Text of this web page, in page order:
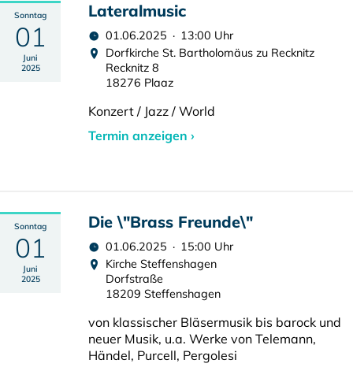
Sonntag
01
Juni
2025
Lateralmusic
01.06.2025 · 13:00 Uhr
Dorfkirche St. Bartholomäus zu Recknitz
Recknitz 8
18276 Plaaz
Konzert / Jazz / World
Termin anzeigen ›
Sonntag
01
Juni
2025
Die \"Brass Freunde\"
01.06.2025 · 15:00 Uhr
Kirche Steffenshagen
Dorfstraße
18209 Steffenshagen
von klassischer Bläsermusik bis barock und
neuer Musik, u.a. Werke von Telemann,
Händel, Purcell, Pergolesi